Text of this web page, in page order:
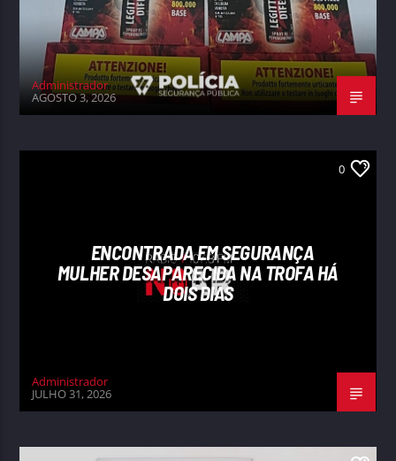
Administrador
AGOSTO 3, 2026
0
ENCONTRADA EM SEGURANÇA
MULHER DESAPARECIDA NA TROFA HÁ
DOIS DIAS
Administrador
JULHO 31, 2026